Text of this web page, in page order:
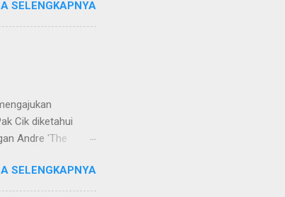
perbuatan
tindak pidana.
Atas dasar
Menanggapi hal
SELENGKAPNYA
Cik diketahui
Andre 'The
(Dirtipidnarkoba)
Pak Cik
SELENGKAPNYA